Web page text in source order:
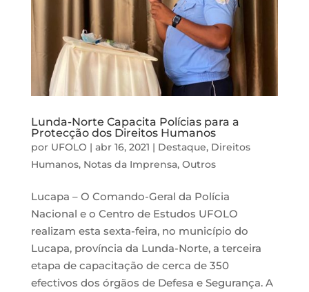
Lunda-Norte Capacita Polícias para a
Protecção dos Direitos Humanos
por UFOLO | abr 16, 2021 | Destaque, Direitos
Humanos, Notas da Imprensa, Outros
Lucapa – O Comando-Geral da Polícia
Nacional e o Centro de Estudos UFOLO
realizam esta sexta-feira, no município do
Lucapa, província da Lunda-Norte, a terceira
etapa de capacitação de cerca de 350
efectivos dos órgãos de Defesa e Segurança. A